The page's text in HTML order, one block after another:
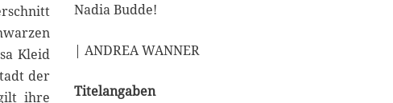
Kleid
der
ihre
Nadia Budde!
| ANDREA WANNER
Titelangaben